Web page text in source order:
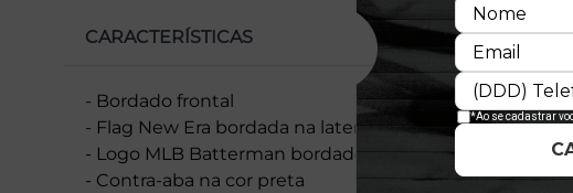
CARACTERÍSTICAS
- Bordado frontal
- Flag New Era bordada na lateral esquerda
- Logo MLB Batterman bordado na traseira
- Contra-aba na cor preta